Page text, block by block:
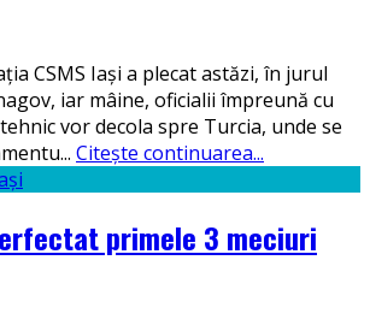
CSMS Iași a plecat astăzi, în jurul
iar mâine, oficialii împreună cu
vor decola spre Turcia, unde se
... Citește continuarea...
primele 3 meciuri